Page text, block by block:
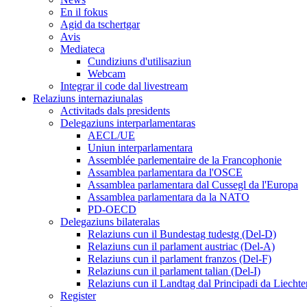
En il fokus
Agid da tschertgar
Avis
Mediateca
Cundiziuns d'utilisaziun
Webcam
Integrar il code dal livestream
Relaziuns internaziunalas
Activitads dals presidents
Delegaziuns interparlamentaras
AECL/UE
Uniun interparlamentara
Assemblée parlementaire de la Francophonie
Assamblea parlamentara da l'OSCE
Assamblea parlamentara dal Cussegl da l'Europa
Assamblea parlamentara da la NATO
PD-OECD
Delegaziuns bilateralas
Relaziuns cun il Bundestag tudestg (Del-D)
Relaziuns cun il parlament austriac (Del-A)
Relaziuns cun il parlament franzos (Del-F)
Relaziuns cun il parlament talian (Del-I)
Relaziuns cun il Landtag dal Principadi da
Register